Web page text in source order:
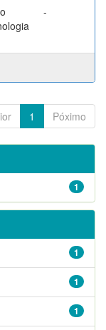
-
1 Póximo
1
1
1
1